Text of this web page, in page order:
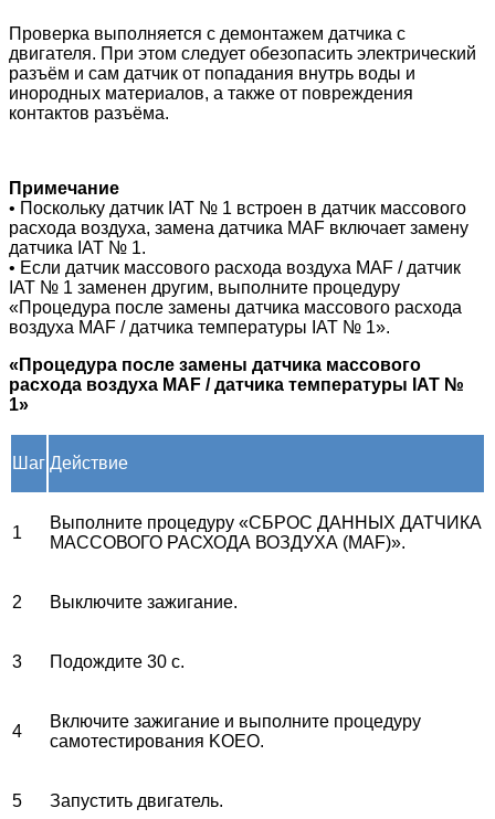
Проверка выполняется с демонтажем датчика с
двигателя. При этом следует обезопасить электрический
разъём и сам датчик от попадания внутрь воды и
инородных материалов, а также от повреждения
контактов разъёма.
Примечание
• Поскольку датчик IAT № 1 встроен в датчик массового
расхода воздуха, замена датчика MAF включает замену
датчика IAT № 1.
• Если датчик массового расхода воздуха MAF / датчик
IAT № 1 заменен другим, выполните процедуру
«Процедура после замены датчика массового расхода
воздуха MAF / датчика температуры IAT № 1».
«Процедура после замены датчика массового
расхода воздуха MAF / датчика температуры IAT №
1»
Шаг Действие
1
Выполните процедуру «СБРОС ДАННЫХ ДАТЧИКА
МАССОВОГО РАСХОДА ВОЗДУХА (MAF)».
2 Выключите зажигание.
3 Подождите 30 с.
4
Включите зажигание и выполните процедуру
самотестирования KOEO.
5 Запустить двигатель.